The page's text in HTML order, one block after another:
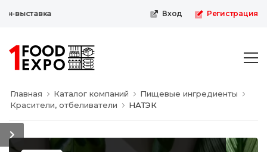
выставка Вход Регистрация
Главная Каталог компаний
Пищевые ингредиенты
Красители, отбеливатели
НАТЭК